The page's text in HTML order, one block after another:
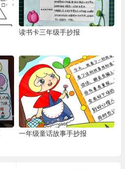
读书卡三年级手抄报
一年级童话故事手抄报